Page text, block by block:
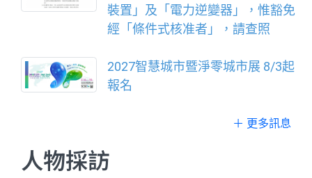
裝置」及「電力逆變器」，惟豁免
經「條件式核准者」，請查照
2027智慧城市暨淨零城市展 8/3起
報名
＋ 更多訊息
人物採訪